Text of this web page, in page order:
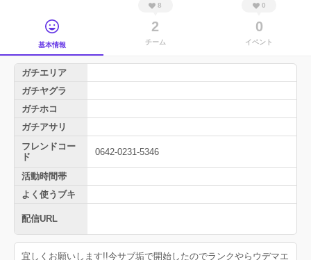
基本情報
8
2
チーム
0
0
イベント
ガチエリア
ガチヤグラ
ガチホコ
ガチアサリ
フレンドコー
ド
0642-0231-5346
活動時間帯
よく使うブキ
配信URL
宜しくお願いします!!今サブ垢で開始したのでランクやらウデマエ